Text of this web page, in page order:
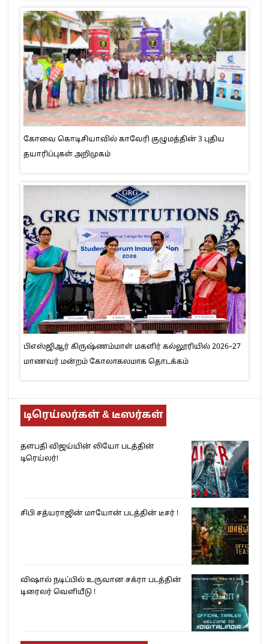
கோவை கொடிசியாவில் காவேரி குழுமத்தின் 3 புதிய
தயாரிப்புகள் அறிமுகம்
பிஎஸ்ஜிஆர் கிருஷ்ணம்மாள் மகளிர் கல்லூரியில் 2026–27
மாணவர் மன்றம் கோலாகலமாக தொடக்கம்
டிரெய்லர்கள் & டீஸர்கள்
தளபதி விஜய்யின் லியோ படத்தின்
டிரெய்லர்!
சிபி சத்யராஜின் மாயோன் படத்தின் டீசர் !
விஷால் நடிப்பில் உருவான சக்ரா படத்தின்
டிரைலர் வெளியீடு !